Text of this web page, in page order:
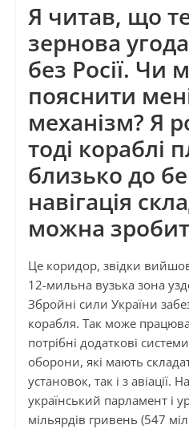
Я читав, що
зернова
без Росії. Чи
пояснити
механізм? Я
тоді кораблі
близько до
навігація
можна
Це коридор, звідки
12-мильна вузька зона
Збройні сили України
корабля. Так може
потрібні додаткові
оборони, які мають
установок, так і з авіації.
український парламент і
мільярдів гривень (547